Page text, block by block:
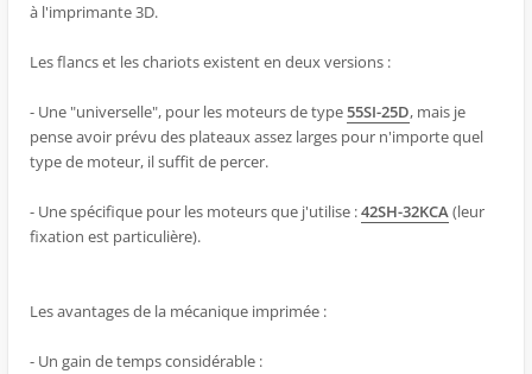
à l'imprimante 3D.
Les flancs et les chariots existent en deux versions :
- Une "universelle", pour les moteurs de type55SI-25D, mais je
pense avoir prévu des plateaux assez larges pour n'importe quel
type de moteur, il suffit de percer.
- Une spécifique pour les moteurs que j'utilise :42SH-32KCA(leur
fixation est particulière).
Les avantages de la mécanique imprimée :
- Un gain de temps considérable :